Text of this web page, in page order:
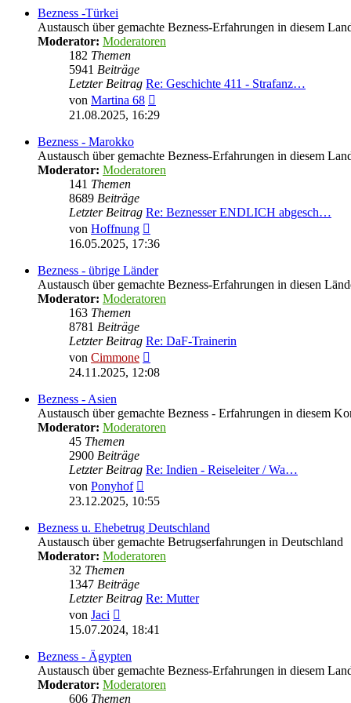
Bezness -Türkei
Austausch über gemachte Bezness-Erfahrungen in diesem
Moderator: Moderatoren
182 Themen
5941 Beiträge
Letzter Beitrag Re: Geschichte 411 - Strafanz…
von Martina 68
Beitrag
21.08.2025, 16:29
Bezness - Marokko
Austausch über gemachte Bezness-Erfahrungen in diesem
Moderator: Moderatoren
141 Themen
8689 Beiträge
Letzter Beitrag Re: Beznesser ENDLICH abgesch…
von Hoffnung
Beitrag
16.05.2025, 17:36
Bezness - übrige Länder
Austausch über gemachte Bezness-Erfahrungen in diesen
Moderator: Moderatoren
163 Themen
8781 Beiträge
Letzter Beitrag Re: DaF-Trainerin
von Cimmone
Beitrag
24.11.2025, 12:08
Bezness - Asien
Austausch über gemachte Bezness - Erfahrungen in diesem
Moderator: Moderatoren
45 Themen
2900 Beiträge
Letzter Beitrag Re: Indien - Reiseleiter / Wa…
von Ponyhof
Beitrag
23.12.2025, 10:55
Bezness u. Ehebetrug Deutschland
Austausch über gemachte Betrugserfahrungen in Deutschland
Moderator: Moderatoren
32 Themen
1347 Beiträge
Letzter Beitrag Re: Mutter
von Jaci
Beitrag
15.07.2024, 18:41
Bezness - Ägypten
Austausch über gemachte Bezness-Erfahrungen in diesem
Moderator: Moderatoren
606 Themen